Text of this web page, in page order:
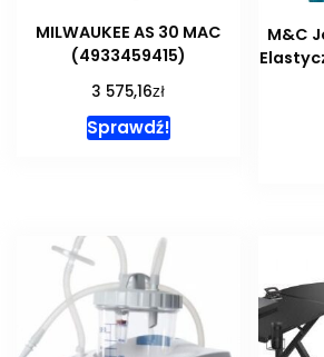
MILWAUKEE AS 30 MAC
(4933459415)
3 575,16zł
Sprawdź!
M&C